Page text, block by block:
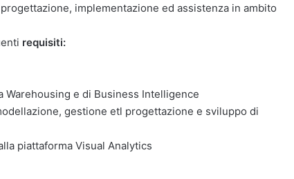
implementazione ed assistenza in ambito
requisiti:
e di Business Intelligence
gestione etl progettazione e sviluppo di
piattaforma Visual Analytics